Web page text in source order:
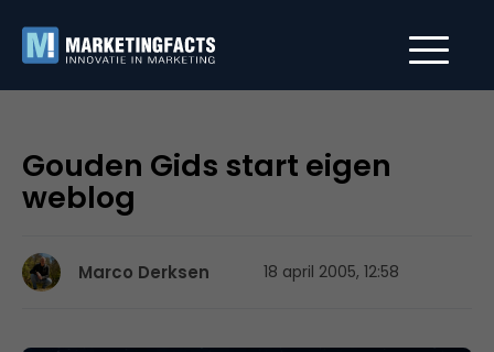
Gouden Gids start eigen
weblog
Marco Derksen 18 april 2005, 12:58